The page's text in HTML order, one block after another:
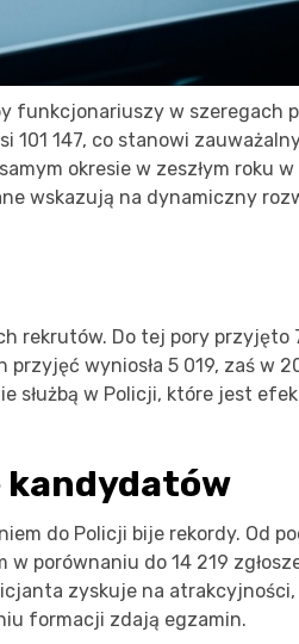
funkcjonariuszy w szeregach
101 147, co stanowi
okresie w zeszłym roku w
wskazują na dynamiczny
rekrutów. Do tej pory przyjęto
wyniosła 5 019, zaś w
służbą w Policji, które jest
kandydatów
do Policji bije rekordy. Od
w porównaniu do 14 219
zyskuje na atrakcyjności,
formacji zdają egzamin.